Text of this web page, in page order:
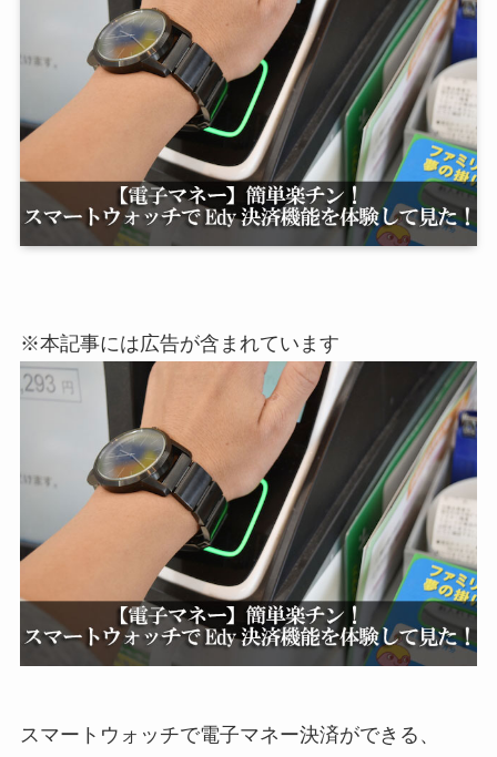
※本記事には広告が含まれています
スマートウォッチで電子マネー決済ができる、